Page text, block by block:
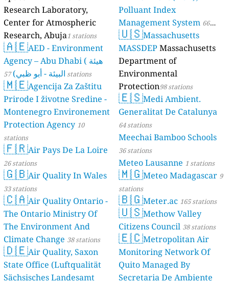
Research Laboratory,
Center for Atmospheric
Research, Abuja1 stations
🇦🇪AED - Environment
Agency – Abu Dhabi ( هيئة
البيئة - أبو ظبي) 57 stations
🇲🇪Agencija Za Zaštitu
Prirode I životne Sredine -
Montenegro Environement
Protection Agency 10
stations
🇫🇷Air Pays De La Loire
26 stations
🇬🇧Air Quality In Wales
33 stations
🇨🇦Air Quality Ontario -
The Ontario Ministry Of
The Environment And
Climate Change 38 stations
🇩🇪Air Quality, Saxon
State Office (Luftqualität
Sächsisches Landesamt
Polluant Index
Management System 66
stations
🇺🇸Massachusetts
MASSDEP Massachusetts
Department of
Environmental
Protection98 stations
🇪🇸Medi Ambient.
Generalitat De Catalunya
64 stations
Meechai Bamboo Schools
36 stations
Meteo Lausanne 1 stations
🇲🇬Meteo Madagascar 9
stations
🇧🇬Meter.ac 165 stations
🇺🇸Methow Valley
Citizens Council 38 stations
🇪🇨Metropolitan Air
Monitoring Network Of
Quito Managed By
Secretaria De Ambiente